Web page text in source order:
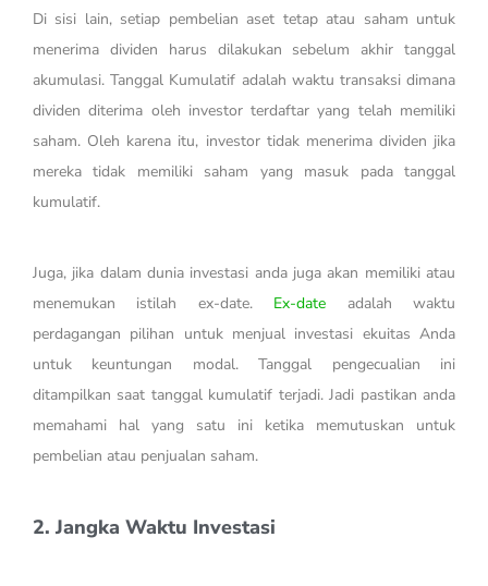
Di sisi lain, setiap pembelian aset tetap atau saham untuk
menerima dividen harus dilakukan sebelum akhir tanggal
akumulasi. Tanggal Kumulatif adalah waktu transaksi dimana
dividen diterima oleh investor terdaftar yang telah memiliki
saham. Oleh karena itu, investor tidak menerima dividen jika
mereka tidak memiliki saham yang masuk pada tanggal
kumulatif.
Juga, jika dalam dunia investasi anda juga akan memiliki atau
menemukan istilah ex-date. Ex-date adalah waktu
perdagangan pilihan untuk menjual investasi ekuitas Anda
untuk keuntungan modal. Tanggal pengecualian ini
ditampilkan saat tanggal kumulatif terjadi. Jadi pastikan anda
memahami hal yang satu ini ketika memutuskan untuk
pembelian atau penjualan saham.
2. Jangka Waktu Investasi